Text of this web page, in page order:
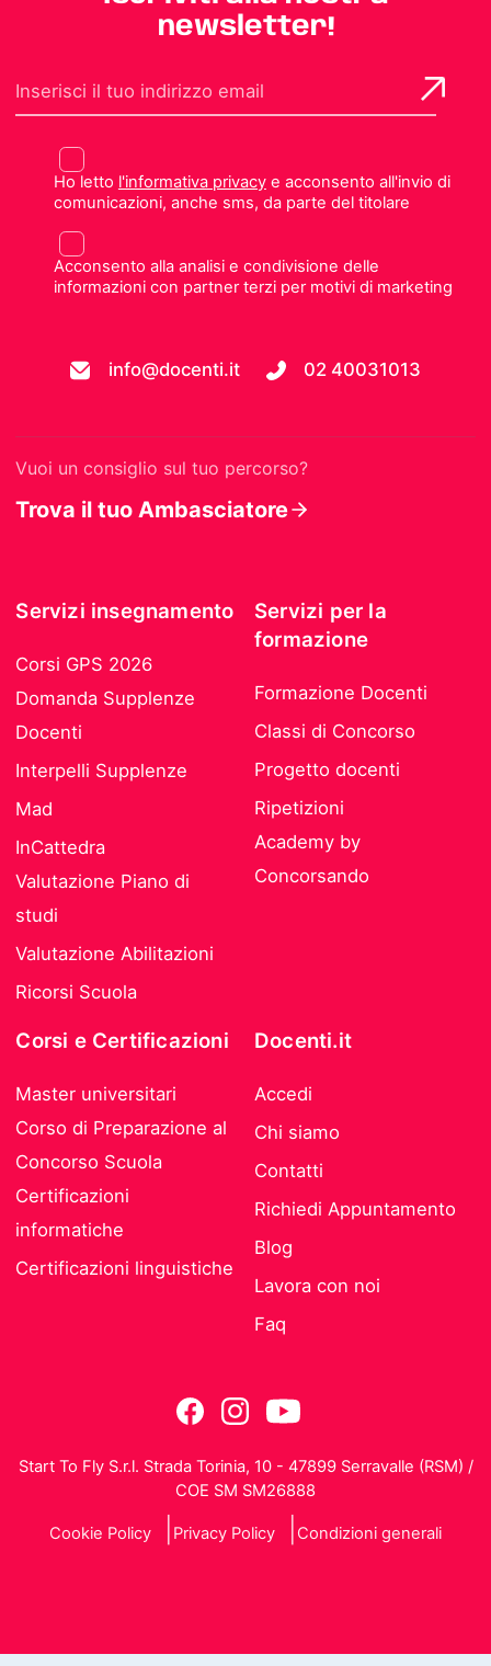
newsletter!
Ho letto l'informativa privacye acconsento all'invio di
comunicazioni, anche sms, da parte del titolare
Acconsento alla analisi e condivisione delle
informazioni con partner terzi per motivi di marketing
info@docenti.it 02 40031013
Vuoi un consiglio sul tuo percorso?
Trova il tuo Ambasciatore
Servizi insegnamento
Corsi GPS 2026
Domanda Supplenze
Docenti
Interpelli Supplenze
Mad
InCattedra
Valutazione Piano di
studi
Valutazione Abilitazioni
Ricorsi Scuola
Servizi per la
formazione
Formazione Docenti
Classi di Concorso
Progetto docenti
Ripetizioni
Academy by
Concorsando
Corsi e Certificazioni
Master universitari
Corso di Preparazione al
Concorso Scuola
Certificazioni
informatiche
Certificazioni linguistiche
Docenti.it
Accedi
Chi siamo
Contatti
Richiedi Appuntamento
Blog
Lavora con noi
Faq
Start To Fly S.r.l. Strada Torinia, 10 - 47899 Serravalle (RSM) /
COE SM SM26888
Cookie Policy Privacy Policy Condizioni generali